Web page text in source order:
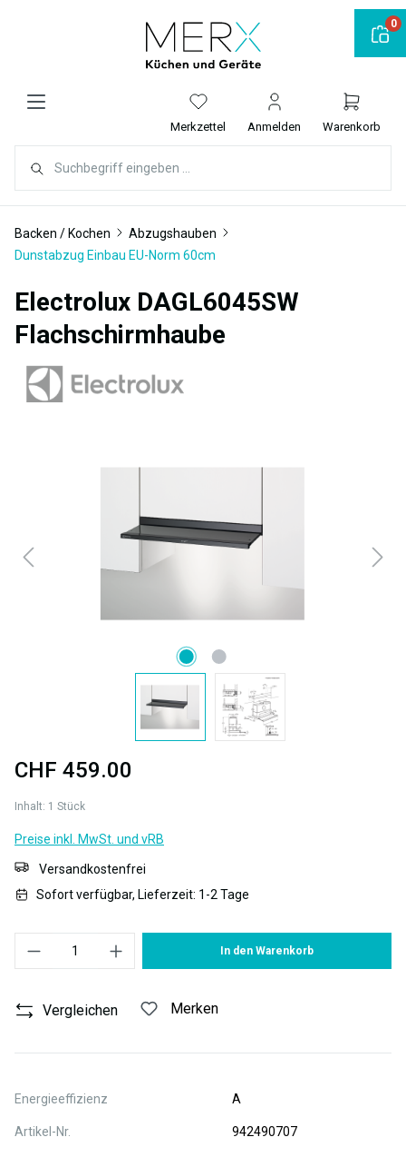
Merkzettel Anmelden Warenkorb
Backen / Kochen
Abzugshauben
Dunstabzug Einbau EU-Norm 60cm
Electrolux DAGL6045SW
Flachschirmhaube
CHF 459.00
Inhalt: 1 Stück
Preise inkl. MwSt. und vRB
Versandkostenfrei
Sofort verfügbar, Lieferzeit: 1-2 Tage
In den Warenkorb
Vergleichen Merken
Energieeffizienz A
Artikel-Nr. 942490707
0